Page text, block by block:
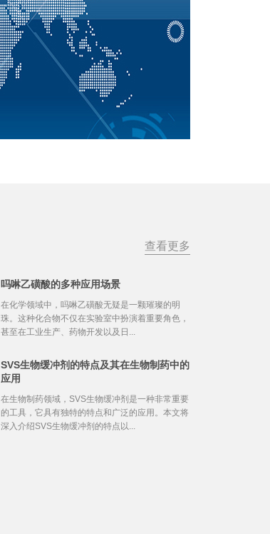
查看更多
吗啉乙磺酸的多种应用场景
在化学领域中，吗啉乙磺酸无疑是一颗璀璨的明
珠。这种化合物不仅在实验室中扮演着重要角色，
甚至在工业生产、药物开发以及日...
SVS生物缓冲剂的特点及其在生物制药中的
应用
在生物制药领域，SVS生物缓冲剂是一种非常重要
的工具，它具有独特的特点和广泛的应用。本文将
深入介绍SVS生物缓冲剂的特点以...